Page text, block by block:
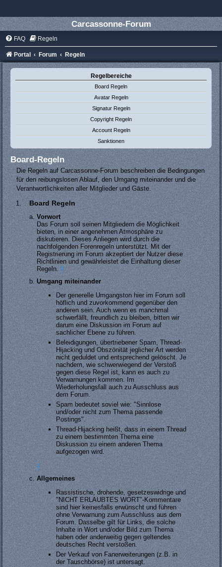
Carcassonne-Forum
FAQ Regeln
Portal Forum Regeln
Regelbereiche
Board Regeln
Avatar Regeln
Signatur Regeln
Copyright Regeln
Account Regeln
Sanktionen
Board-Regeln
Die Regeln auf Carcassonne-Forum beschreiben die Bedingungen
für den reibungslosen Ablauf, den Umgang miteinander und die
Verantwortlichkeiten aller Mitglieder und Gäste.
Board Regeln
Vorwort
Das Forum soll seinen Mitgliedern die Möglichkeit
bieten, in einer angenehmen Atmosphäre zu
diskutieren. Dieses Anliegen wird durch die
nachfolgenden Forenregeln unterstützt. Mit der
Registrierung im Forum akzeptiert der Nutzer diese
Richtlinien und gewährleistet die Einhaltung dieser
Regeln. #
Umgang miteinander
Der generelle Umgangston hier im Forum soll
höflich und zuvorkommend gegenüber den
anderen sein. Auch wenn es manchmal
schwerfällt, freundlich zu bleiben, bitten wir
darum eine Diskussion im Forum auf
sachlicher Ebene zu führen.
Beleidigungen, übertriebener Spam, Thread-
Hijacking und Obszönität jeglicher Art werden
nicht geduldet und entsprechend gelöscht. Je
nachdem, wie schwerwiegend der Verstoß
gegen diese Regel ist, kann es auch zu
Verwarnungen kommen. Im
Wiederholungsfall auch zu Ausschluss aus
dem Forum.
Spam bedeutet soviel wie: "Sinnlose
und/oder nicht zum Thema passende
Postings".
Thread-Hijacking heißt, dass in einem Thread
zu einem bestimmten Thema eine
Diskussion zu einem anderen Thema
aufgezogen wird.
#
Allgemeines
Rassistische, drohende, gesetzeswidrige und
"NICHT ERLAUBTES WORT"-Kommentare
sind hier keinesfalls erwünscht und führen
ohne Verwarnung zum Ausschluss aus dem
Forum. Dasselbe gilt für Links, die solche
Inhalte in Wort und/oder Bild zum Thema
haben oder anderweitig gegen geltendes
deutsches Recht verstoßen.
Der Verkauf von Fanerweiterungen (z.B. in
der Tauschbörse) ist untersagt.